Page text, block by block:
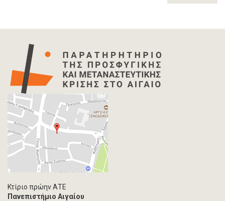
Κτίριο πρώην ΑΤΕ
Πανεπιστήμιο Αιγαίου